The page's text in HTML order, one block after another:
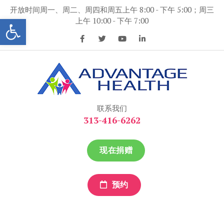
打开工具条
容
开放时间周一、周二、周四和周五上午 8:00 - 下午 5:00；周三
上午 10:00 - 下午 7:00
联系我们
313-416-6262
现在捐赠
预约